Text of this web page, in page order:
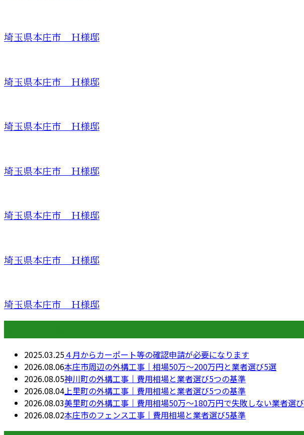
埼玉県本庄市 Ｈ様邸
埼玉県本庄市 Ｈ様邸
埼玉県本庄市 Ｈ様邸
埼玉県本庄市 Ｈ様邸
埼玉県本庄市 Ｈ様邸
埼玉県本庄市 Ｈ様邸
埼玉県本庄市 Ｈ様邸
2025.03.25４月からカーポート等の確認申請が必要になります
2026.08.06本庄市周辺の外構工事｜相場50万〜200万円と業者選び5選
2026.08.05神川町の外構工事｜費用相場と業者選び5つの基準
2026.08.04 上里町の外構工事｜費用相場と業者選び5つの基準
2026.08.03美里町の外構工事｜費用相場50万〜180万円で失敗しない業者選び
2026.08.02本庄市のフェンス工事｜費用相場と業者選び5基準